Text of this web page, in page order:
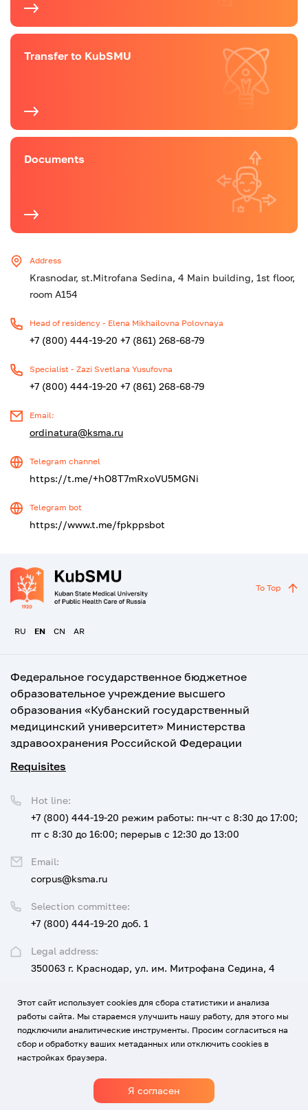
Transfer to KubSMU
Documents
Address
Krasnodar, st.Mitrofana Sedina, 4 Main building, 1st floor,
room A154
Head of residency - Elena Mikhailovna Polovnaya
+7 (800) 444-19-20 +7 (861) 268-68-79
Specialist - Zazi Svetlana Yusufovna
+7 (800) 444-19-20 +7 (861) 268-68-79
Email:
ordinatura@ksma.ru
Telegram channel
https://t.me/+hO8T7mRxoVU5MGNi
Telegram bot
https://www.t.me/fpkppsbot
RU EN CN AR
To Top
Федеральное государственное бюджетное
образовательное учреждение высшего
образования «Кубанский государственный
медицинский университет» Министерства
здравоохранения Российской Федерации
Requisites
Legal address:
350063 г. Краснодар, ул. им. Митрофана Седина, 4
Selection committee:
+7 (800) 444-19-20 доб. 1
Hot line:
+7 (800) 444-19-20 режим работы: пн-чт с 8:30 до 17:00;
пт с 8:30 до 16:00; перерыв с 12:30 до 13:00
Email:
corpus@ksma.ru
UNIVERSITY FOR APPLICANTS AND STUDENTS
EDUCATION, SCIENCE, DEVELOPMENT AND INNOVATION
© All rights reserved
Этот сайт использует cookies для сбора статистики и анализа
работы сайта. Мы стараемся улучшить нашу работу, для этого мы
подключили аналитические инструменты. Просим согласиться на
сбор и обработку ваших метаданных или отключить cookies в
настройках браузера.
Я согласен